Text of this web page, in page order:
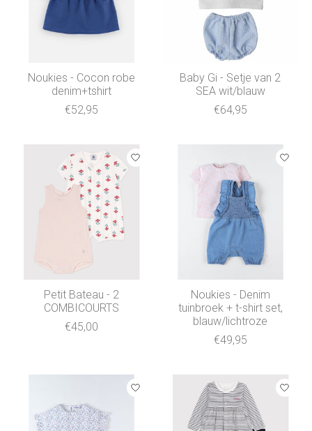
Noukies - Cocon robe
denim+tshirt
€52,95
Baby Gi - Setje van 2
SEA wit/blauw
€64,95
Petit Bateau - 2
COMBICOURTS
€45,00
Noukies - Denim
tuinbroek + t-shirt set,
blauw/lichtroze
€49,95